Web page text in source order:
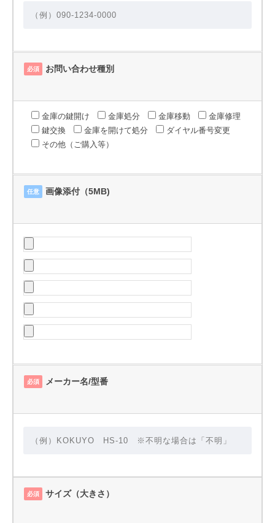
必須 お問い合わせ種別
金庫の鍵開け 金庫処分 金庫移動
金庫修理
鍵交換
金庫を開けて処分
ダイヤル番号変更
その他（ご購入等）
任意 画像添付（5MB)
必須 メーカー名/型番
必須 サイズ（大きさ）